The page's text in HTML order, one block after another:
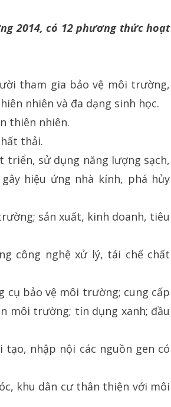
2014, có 12 phương thức hoạt
tham gia bảo vệ môi trường,
nhiên và đa dạng sinh học.
thiên nhiên.
thải.
triển, sử dụng năng lượng sạch,
hiệu ứng nhà kính, phá hủy
sản xuất, kinh doanh, tiêu
công nghệ xử lý, tái chế chất
cụ bảo vệ môi trường; cung cấp
môi trường; tín dụng xanh; đầu
nhập nội các nguồn gen có
khu dân cư thân thiện với môi